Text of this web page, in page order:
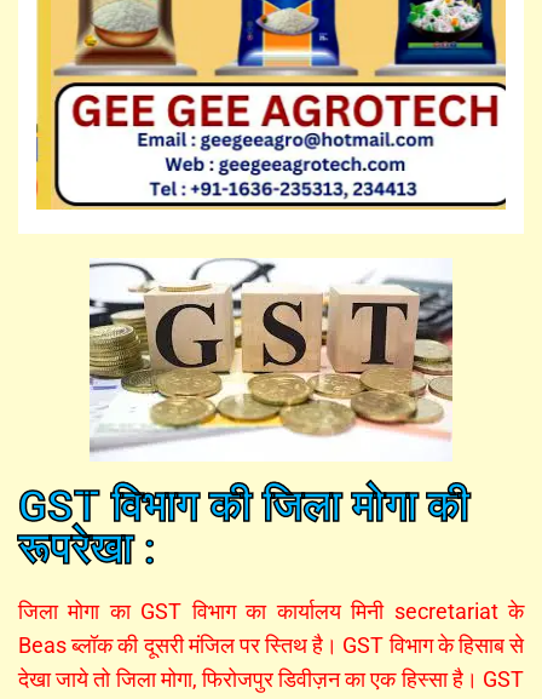
GST विभाग की जिला मोगा की
रूपरेखा :
जिला मोगा का GST विभाग का कार्यालय मिनी secretariat के
Beas ब्लॉक की दूसरी मंजिल पर स्तिथ है। GST विभाग के हिसाब से
देखा जाये तो जिला मोगा, फिरोजपुर डिवीज़न का एक हिस्सा है। GST